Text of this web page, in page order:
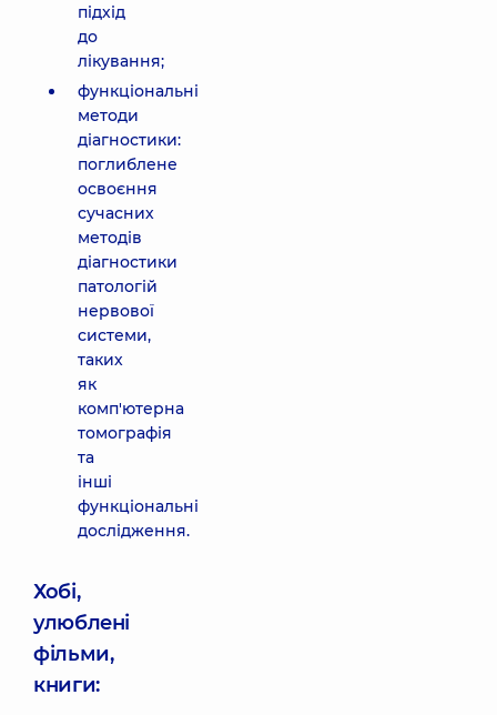
підхід
до
лікування;
функціональні
методи
діагностики:
поглиблене
освоєння
сучасних
методів
діагностики
патологій
нервової
системи,
таких
як
комп'ютерна
томографія
та
інші
функціональні
дослідження.
Хобі,
улюблені
фільми,
книги: